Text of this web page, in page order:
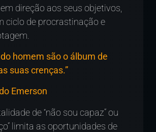
direção aos seus objetivos,
ciclo de procrastinação e
do homem são o álbum de
suas crenças.”
Emerson
de “não sou capaz” ou
limita as oportunidades de